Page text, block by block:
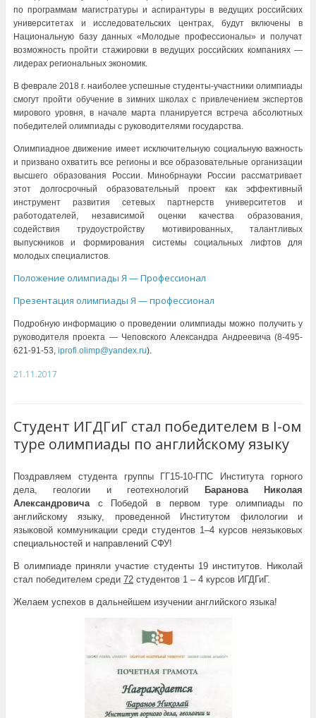
по программам магистратуры и аспирантуры в ведущих российских
университетах и исследовательских центрах, будут включены в
Национальную базу данных «Молодые профессионалы» и получат
возможность пройти стажировки в ведущих российских компаниях —
лидерах региональных экономик.
В феврале 2018 г. наиболее успешные студенты-участники олимпиады
смогут пройти обучение в зимних школах с привлечением экспертов
мирового уровня, в начале марта планируется встреча абсолютных
победителей олимпиады с руководителями государства.
Олимпиадное движение имеет исключительную социальную важность
и призвано охватить все регионы и все образовательные организации
высшего образования России. Минобрнауки России рассматривает
этот долгосрочный образовательный проект как эффективный
инструмент развития сетевых партнерств университетов и
работодателей, независимой оценки качества образования,
содействия трудоустройству мотивированных, талантливых
выпускников и формирования системы социальных лифтов для
молодых специалистов.
Положение олимпиады Я — Профессионал
Презентация олимпиады Я — профессионал
Подробную информацию о проведении олимпиады можно получить у
руководителя проекта — Чеповского Александра Андреевича (8-495-
621-91-53, iprofi.olimp@yandex.ru).
21.11.2017
Студент ИГДГиГ стал победителем в I-ом
туре олимпиады по английскому языку
Поздравляем студента группы ГГ15-10-ГПС Института горного
дела, геологии и геотехнологий
Баранова Николая
Александровичас Победой в первом туре олимпиады по
английскому языку, проведенной Институтом филологии и
языковой коммуникации среди студентов 1–4 курсов неязыковых
специальностей и направлений СФУ!
В олимпиаде приняли участие студенты 19 институтов. Николай
стал победителем среди 72студентов 1 – 4 курсов ИГДГиГ.
Желаем успехов в дальнейшем изучении английского языка!